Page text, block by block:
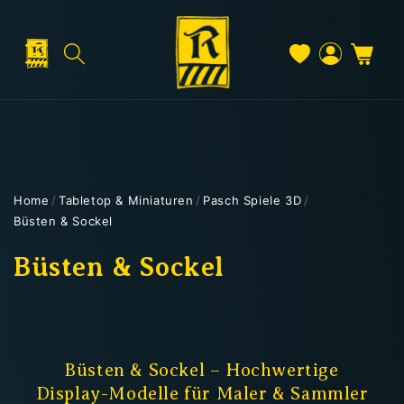
Inhalt
Warenkorb
Home / Tabletop & Miniaturen / Pasch Spiele 3D /
Büsten & Sockel
K
Büsten & Sockel
Büsten & Sockel – Hochwertige
Display-Modelle für Maler & Sammler
Versand & Lieferung
Versandkosten
Österreich & EU: ab
200 €